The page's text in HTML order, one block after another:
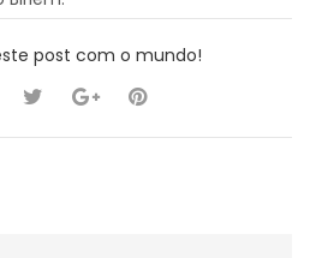
post com o mundo!